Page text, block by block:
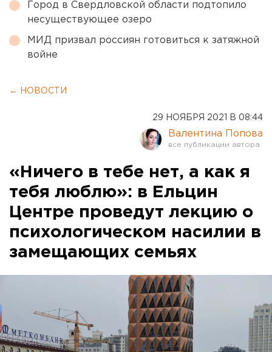
Город в Свердловской области подтопило
несуществующее озеро
МИД призвал россиян готовиться к затяжной
войне
← НОВОСТИ
29 НОЯБРЯ 2021 В 08:44
Валентина Попова
«Ничего в тебе нет, а как я
тебя люблю»: в Ельцин
Центре проведут лекцию о
психологическом насилии в
замещающих семьях